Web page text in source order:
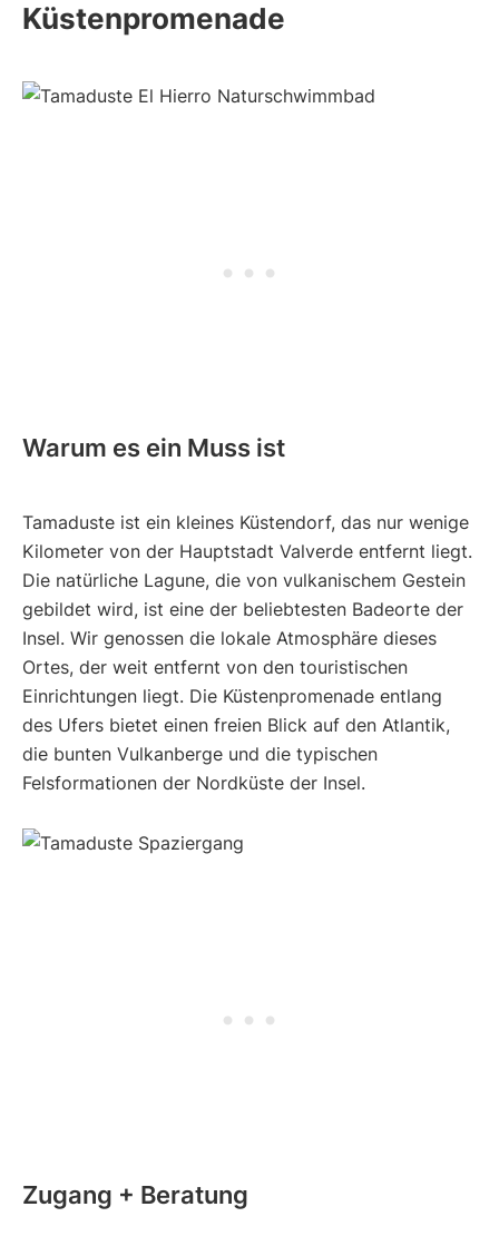
Küstenpromenade
Warum es ein Muss ist
Tamaduste ist ein kleines Küstendorf, das nur wenige
Kilometer von der Hauptstadt Valverde entfernt liegt.
Die natürliche Lagune, die von vulkanischem Gestein
gebildet wird, ist eine der beliebtesten Badeorte der
Insel. Wir genossen die lokale Atmosphäre dieses
Ortes, der weit entfernt von den touristischen
Einrichtungen liegt. Die Küstenpromenade entlang
des Ufers bietet einen freien Blick auf den Atlantik,
die bunten Vulkanberge und die typischen
Felsformationen der Nordküste der Insel.
Zugang + Beratung